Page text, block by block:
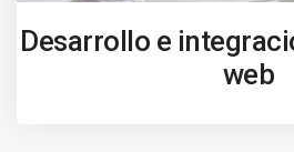
Desarrollo e
web